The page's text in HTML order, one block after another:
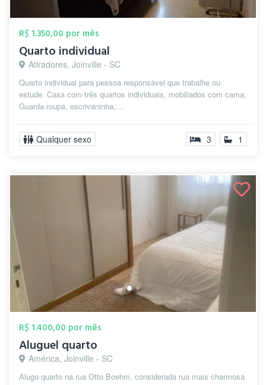
R$ 1.350,00 por mês
Quarto individual
Atiradores, Joinville - SC
Quarto individual para pessoa responsável que trabalhe ou
estude. Casa com três quartos individuais, mobiliados com cama,
Guarda roupa, escrivaninha,...
Qualquer sexo 3 1
R$ 1.400,00 por mês
Aluguel quarto
América, Joinville - SC
Alugo quarto na rua Otto Boehm, considerada rua mais charmosa